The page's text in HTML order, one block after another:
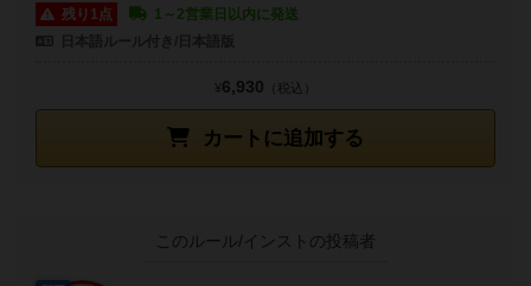
残り1点
1～2営業日以内に発送
カートに追加する
¥6,930 （税込）
このルール/インストの投稿者